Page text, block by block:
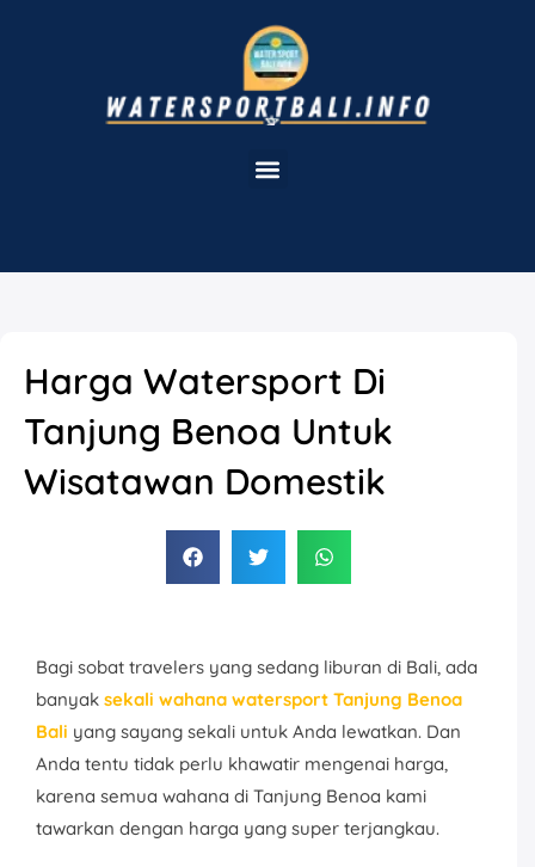
Harga Watersport Di
Tanjung Benoa Untuk
Wisatawan Domestik
Bagi sobat travelers yang sedang liburan di Bali, ada
banyak sekali wahana watersport Tanjung Benoa
Bali yang sayang sekali untuk Anda lewatkan. Dan
Anda tentu tidak perlu khawatir mengenai harga,
karena semua wahana di Tanjung Benoa kami
tawarkan dengan harga yang super terjangkau.